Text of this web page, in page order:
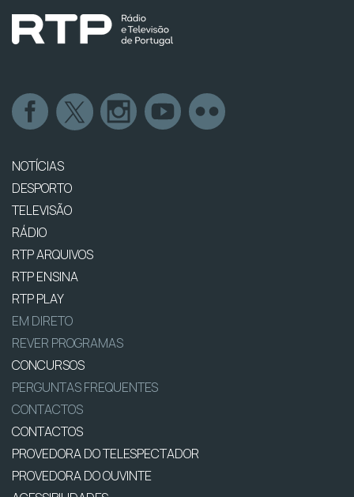
NOTÍCIAS
DESPORTO
TELEVISÃO
RÁDIO
RTP ARQUIVOS
RTP ENSINA
RTP PLAY
EM DIRETO
REVER PROGRAMAS
CONCURSOS
PERGUNTAS FREQUENTES
CONTACTOS
CONTACTOS
PROVEDORA DO TELESPECTADOR
PROVEDORA DO OUVINTE